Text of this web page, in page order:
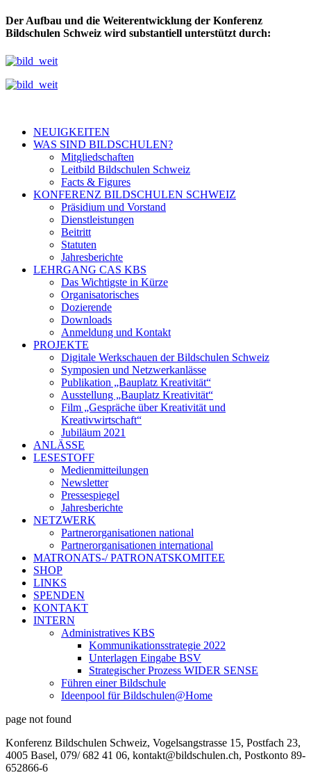
Der Aufbau und die Weiterentwicklung der Konferenz
Bildschulen Schweiz wird substantiell unterstützt durch:
NEUIGKEITEN
WAS SIND BILDSCHULEN?
Mitgliedschaften
Leitbild Bildschulen Schweiz
Facts & Figures
KONFERENZ BILDSCHULEN SCHWEIZ
Präsidium und Vorstand
Dienstleistungen
Beitritt
Statuten
Jahresberichte
LEHRGANG CAS KBS
Das Wichtigste in Kürze
Organisatorisches
Dozierende
Downloads
Anmeldung und Kontakt
PROJEKTE
Digitale Werkschauen der Bildschulen Schweiz
Symposien und Netzwerkanlässe
Publikation „Bauplatz Kreativität“
Ausstellung „Bauplatz Kreativität“
Film „Gespräche über Kreativität und
Kreativwirtschaft“
Jubiläum 2021
ANLÄSSE
LESESTOFF
Medienmitteilungen
Newsletter
Pressespiegel
Jahresberichte
NETZWERK
Partnerorganisationen national
Partnerorganisationen international
MATRONATS-/ PATRONATSKOMITEE
SHOP
LINKS
SPENDEN
KONTAKT
INTERN
Administratives KBS
Kommunikationsstrategie 2022
Unterlagen Eingabe BSV
Strategischer Prozess WIDER SENSE
Führen einer Bildschule
Ideenpool für Bildschulen@Home
page not found
Konferenz Bildschulen Schweiz, Vogelsangstrasse 15, Postfach 23,
4005 Basel, 079/ 682 41 06, kontakt@bildschulen.ch, Postkonto 89-
652866-6